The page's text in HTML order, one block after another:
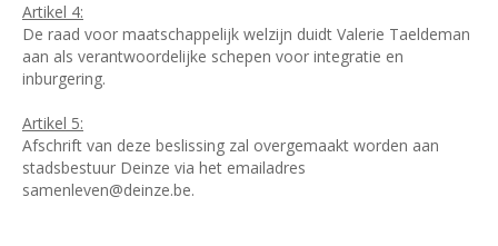
Artikel 4:
De raad voor maatschappelijk welzijn duidt Valerie Taeldeman
aan als verantwoordelijke schepen voor integratie en
inburgering.
Artikel 5:
Afschrift van deze beslissing zal overgemaakt worden aan
stadsbestuur Deinze via het emailadres
samenleven@deinze.be.